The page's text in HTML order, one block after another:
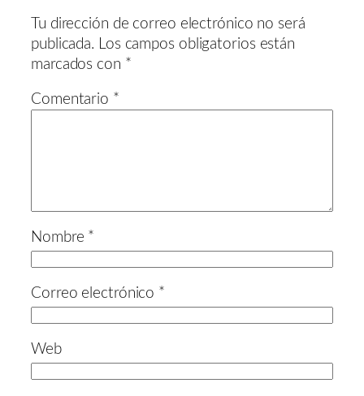
Tu dirección de correo electrónico no será
publicada.
Los campos obligatorios están
marcados con *
Comentario *
Nombre *
Correo electrónico *
Web